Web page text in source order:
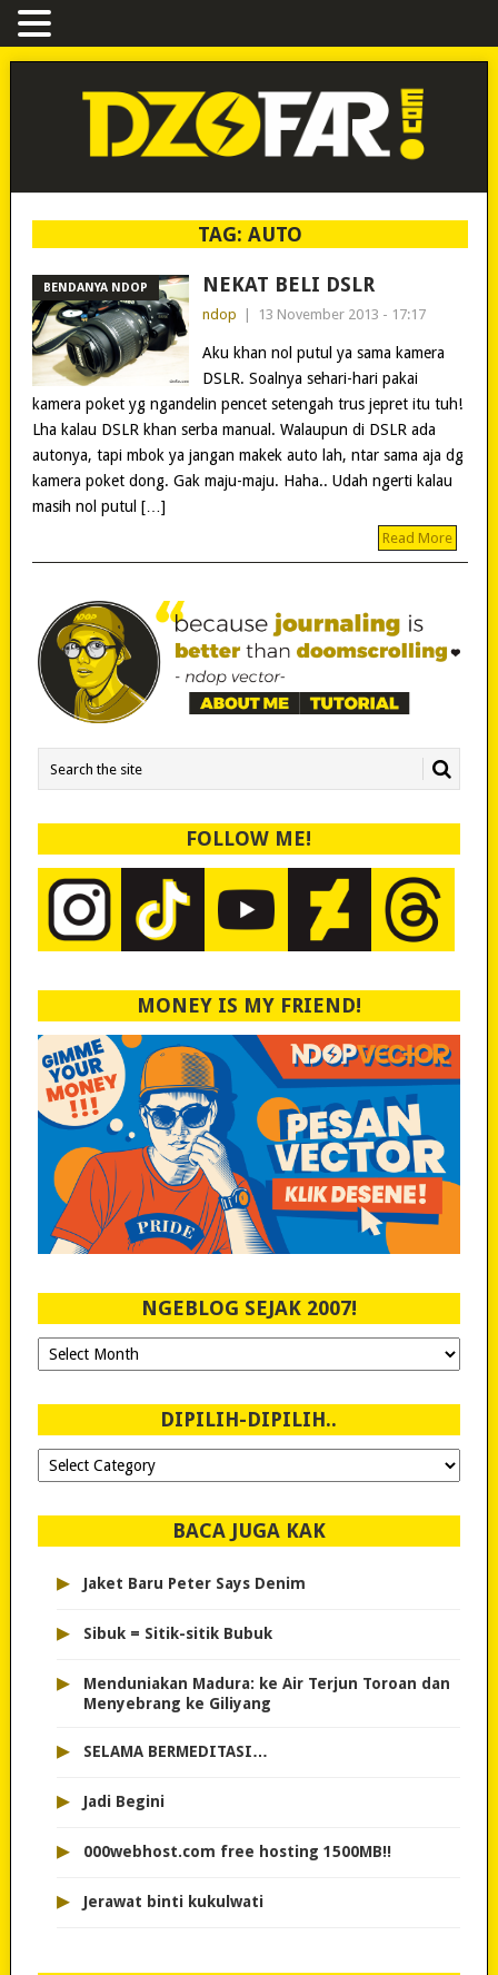
TAG: AUTO
BENDANYA NDOP NEKAT BELI DSLR
ndop 13 November 2013 - 17:17
Aku khan nol putul ya sama kamera
DSLR. Soalnya sehari-hari pakai
kamera poket yg ngandelin pencet setengah trus jepret itu tuh!
Lha kalau DSLR khan serba manual. Walaupun di DSLR ada
autonya, tapi mbok ya jangan makek auto lah, ntar sama aja dg
kamera poket dong. Gak maju-maju. Haha.. Udah ngerti kalau
masih nol putul […]
Read More
FOLLOW ME!
MONEY IS MY FRIEND!
NGEBLOG SEJAK 2007!
Ngeblog
Sejak
DIPILIH-DIPILIH..
Dipilih-
dipilih..
BACA JUGA KAK
▸ Jaket Baru Peter Says Denim
▸ Sibuk = Sitik-sitik Bubuk
▸
Menduniakan Madura: ke Air Terjun Toroan dan
Menyebrang ke Giliyang
▸ SELAMA BERMEDITASI…
▸ Jadi Begini
▸ 000webhost.com free hosting 1500MB!!
▸ Jerawat binti kukulwati